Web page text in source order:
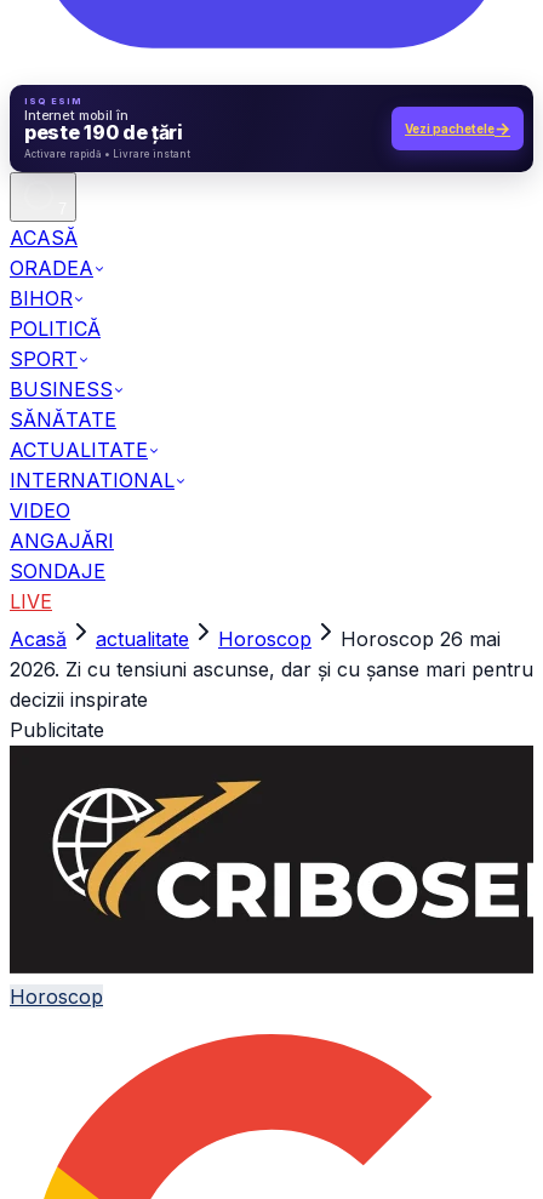
ISQ ESIM
Internet mobil în
peste 190 de țări Vezi pachetele→
ACASĂ
ORADEA
BIHOR
POLITICĂ
SPORT
BUSINESS
SĂNĂTATE
ACTUALITATE
INTERNATIONAL
VIDEO
ANGAJĂRI
SONDAJE
LIVE
Acasă
actualitate Horoscop
Horoscop 26 mai
2026. Zi cu tensiuni ascunse, dar și cu șanse mari pentru
decizii inspirate
Publicitate
Horoscop